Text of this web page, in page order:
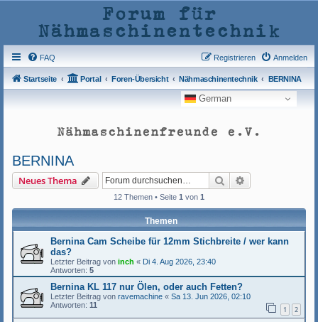
Forum für
Nähmaschinentechnik
FAQ Anmelden
Registrieren
Startseite Portal Foren-Übersicht Nähmaschinentechnik BERNINA
German
Nähmaschinenfreunde e.V.
BERNINA
Neues Thema Suche
12 Themen • Seite 1 von 1
Themen
Bernina Cam Scheibe für 12mm Stichbreite / wer kann
das?
Letzter Beitrag von inch « Di 4. Aug 2026, 23:40
Antworten: 5
Bernina KL 117 nur Ölen, oder auch Fetten?
Letzter Beitrag von ravemachine « Sa 13. Jun 2026, 02:10
Antworten: 11 1 2